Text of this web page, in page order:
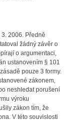
2006. Předně
žádný závěr o
o argumentaci,
ustanovením § 101
pouze 3 formy.
zákonem,
neshledat porušení
výroku
zákon tím, že
V této souvislosti